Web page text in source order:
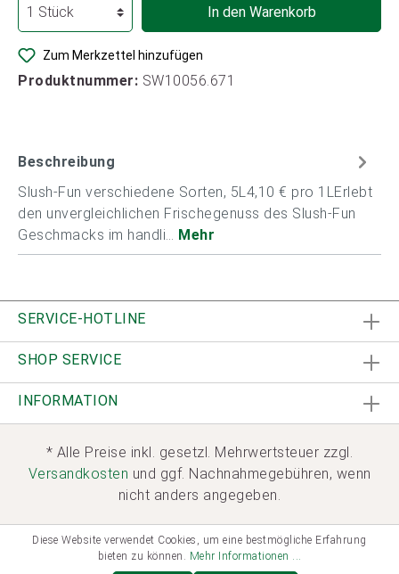
In den Warenkorb
Zum Merkzettel hinzufügen
Produktnummer: SW10056.671
Beschreibung
Slush-Fun verschiedene Sorten, 5L4,10 € pro 1LErlebt
den unvergleichlichen Frischegenuss des Slush-Fun
Geschmacks im handli… Mehr
SERVICE-HOTLINE
SHOP SERVICE
INFORMATION
* Alle Preise inkl. gesetzl. Mehrwertsteuer zzgl.
Versandkosten und ggf. Nachnahmegebühren, wenn
nicht anders angegeben.
Diese Website verwendet Cookies, um eine bestmögliche Erfahrung
bieten zu können. Mehr Informationen ...